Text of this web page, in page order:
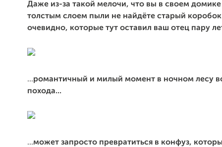
Даже из-за такой мелочи, что вы в своем
толстым слоем пыли не найдёте старый
очевидно, которые тут оставил ваш отец пару
...романтичный и милый момент в ночном лесу
похода...
...может запросто превратиться в конфуз,